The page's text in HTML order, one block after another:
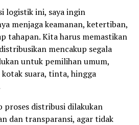
logistik ini, saya ingin
menjaga keamanan, ketertiban,
tahapan. Kita harus memastikan
mencakup segala
untuk pemilihan umum,
suara, tinta, hingga
proses distribusi dilakukan
dan transparansi, agar tidak